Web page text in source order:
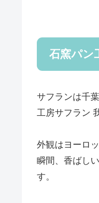
石窯パン
サフランは千
工房サフラン
外観はヨーロ
瞬間、香ばし
す。